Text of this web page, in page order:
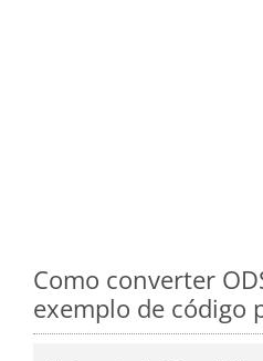
Como converter
exemplo de código